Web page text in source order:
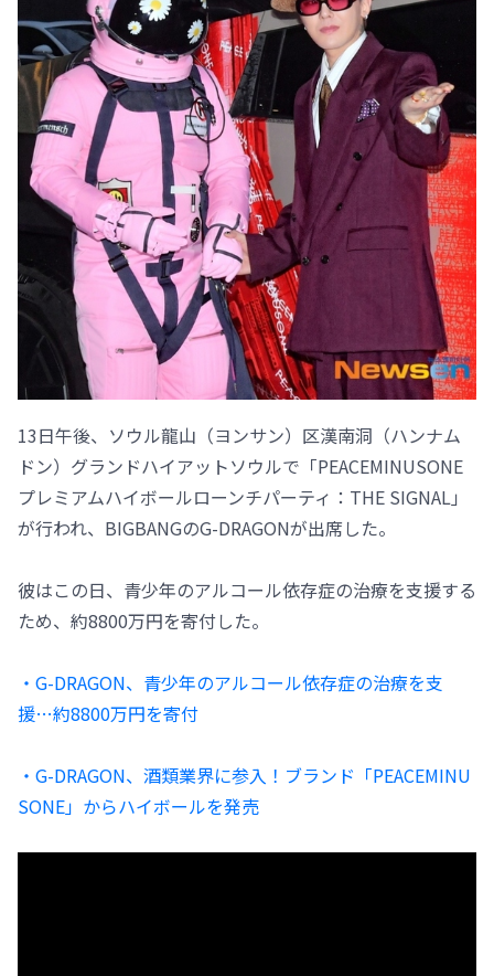
13日午後、ソウル龍山（ヨンサン）区漢南洞（ハンナム
ドン）グランドハイアットソウルで「PEACEMINUSONE
プレミアムハイボールローンチパーティ：THE SIGNAL」
が行われ、BIGBANGのG-DRAGONが出席した。
彼はこの日、青少年のアルコール依存症の治療を支援する
ため、約8800万円を寄付した。
・G-DRAGON、青少年のアルコール依存症の治療を支
援…約8800万円を寄付
・G-DRAGON、酒類業界に参入！ブランド「PEACEMINU
SONE」からハイボールを発売